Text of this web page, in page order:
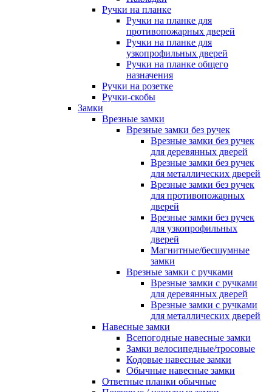
Ручки на планке
Ручки на планке для
противопожарных дверей
Ручки на планке для
узкопрофильных дверей
Ручки на планке общего
назначения
Ручки на розетке
Ручки-скобы
Замки
Врезные замки
Врезные замки без ручек
Врезные замки без ручек
для деревянных дверей
Врезные замки без ручек
для металлических дверей
Врезные замки без ручек
для противопожарных
дверей
Врезные замки без ручек
для узкопрофильных
дверей
Магнитные/бесшумные
замки
Врезные замки с ручками
Врезные замки с ручками
для деревянных дверей
Врезные замки с ручками
для металлических дверей
Навесные замки
Всепогодные навесные замки
Замки велосипедные/тросовые
Кодовые навесные замки
Обычные навесные замки
Ответные планки обычные